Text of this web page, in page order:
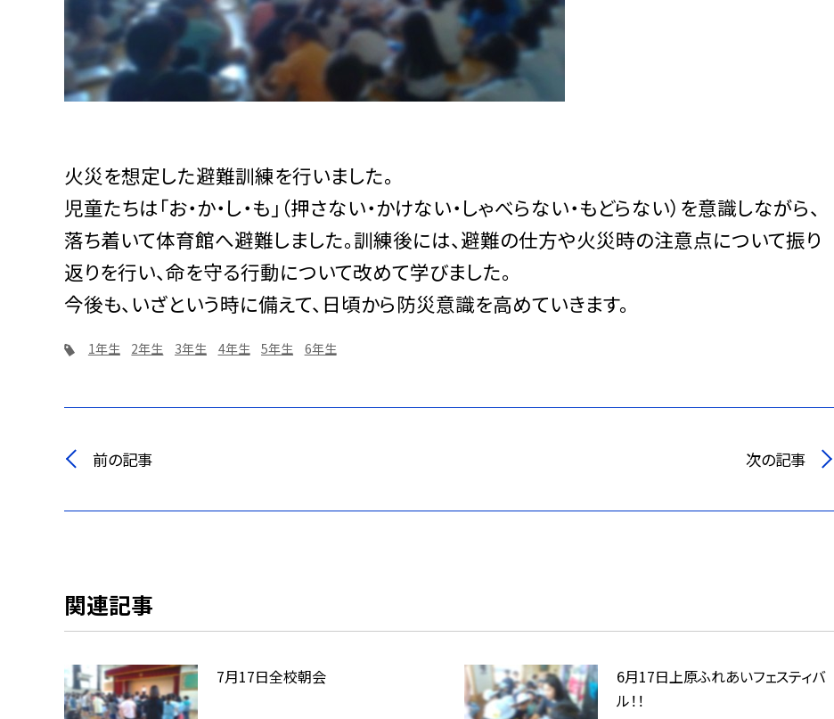
火災を想定した避難訓練を行いました。
児童たちは「お・か・し・も」（押さない・かけない・しゃべらない・もどらない）を意識しながら、
落ち着いて体育館へ避難しました。訓練後には、避難の仕方や火災時の注意点について振り
返りを行い、命を守る行動について改めて学びました。
今後も、いざという時に備えて、日頃から防災意識を高めていきます。
1年生 2年生 3年生 4年生 5年生 6年生
前の記事 次の記事
関連記事
7月17日全校朝会
6月17日上原ふれあいフェスティバ
ル！！